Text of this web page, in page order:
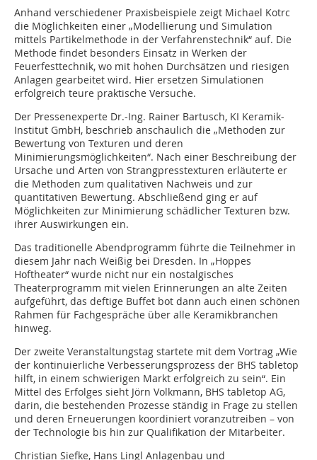
Anhand verschiedener Praxisbeispiele zeigt Michael Kotrc
die Möglichkeiten einer „Modellierung und Simulation
mittels Partikelmethode in der Verfahrenstechnik“ auf. Die
Methode findet besonders Einsatz in Werken der
Feuerfesttechnik, wo mit hohen Durchsätzen und riesigen
Anlagen gearbeitet wird. Hier ersetzen Simulationen
erfolgreich teure praktische Versuche.
Der Pressenexperte Dr.-Ing. Rainer Bartusch, KI Keramik-
Institut GmbH, beschrieb anschaulich die „Methoden zur
Bewertung von Texturen und deren
Minimierungsmöglichkeiten“. Nach einer Beschreibung der
Ursache und Arten von Strangpresstexturen erläuterte er
die Methoden zum qualitativen Nachweis und zur
quantitativen Bewertung. Abschließend ging er auf
Möglichkeiten zur Minimierung schädlicher Texturen bzw.
ihrer Auswirkungen ein.
Das traditionelle Abendprogramm führte die Teilnehmer in
diesem Jahr nach Weißig bei Dresden. In „Hoppes
Hoftheater“ wurde nicht nur ein nostalgisches
Theaterprogramm mit vielen Erinnerungen an alte Zeiten
aufgeführt, das deftige Buffet bot dann auch einen schönen
Rahmen für Fachgespräche über alle Keramikbranchen
hinweg.
Der zweite Veranstaltungstag startete mit dem Vortrag „Wie
der kontinuierliche Verbesserungsprozess der BHS tabletop
hilft, in einem schwierigen Markt erfolgreich zu sein“. Ein
Mittel des Erfolges sieht Jörn Volkmann, BHS tabletop AG,
darin, die bestehenden Prozesse ständig in Frage zu stellen
und deren Erneuerungen koordiniert voranzutreiben – von
der Technologie bis hin zur Qualifikation der Mitarbeiter.
Christian Siefke, Hans Lingl Anlagenbau und